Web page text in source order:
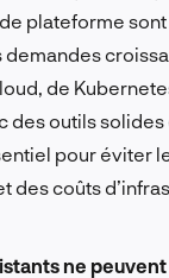
plateforme sont
demandes
de
des outils solides
pour éviter
des coûts
ne peuvent